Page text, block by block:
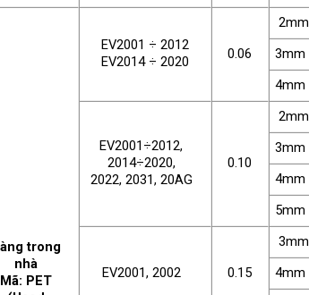
trong
nhà
Mã: PET
EV2001 ÷ 2012
EV2014 ÷ 2020
0.06
2mm
3mm
4mm
EV2001÷2012,
2014÷2020,
2022, 2031, 20AG
0.10
2mm
3mm
4mm
5mm
EV2001, 2002 0.15
3mm
4mm